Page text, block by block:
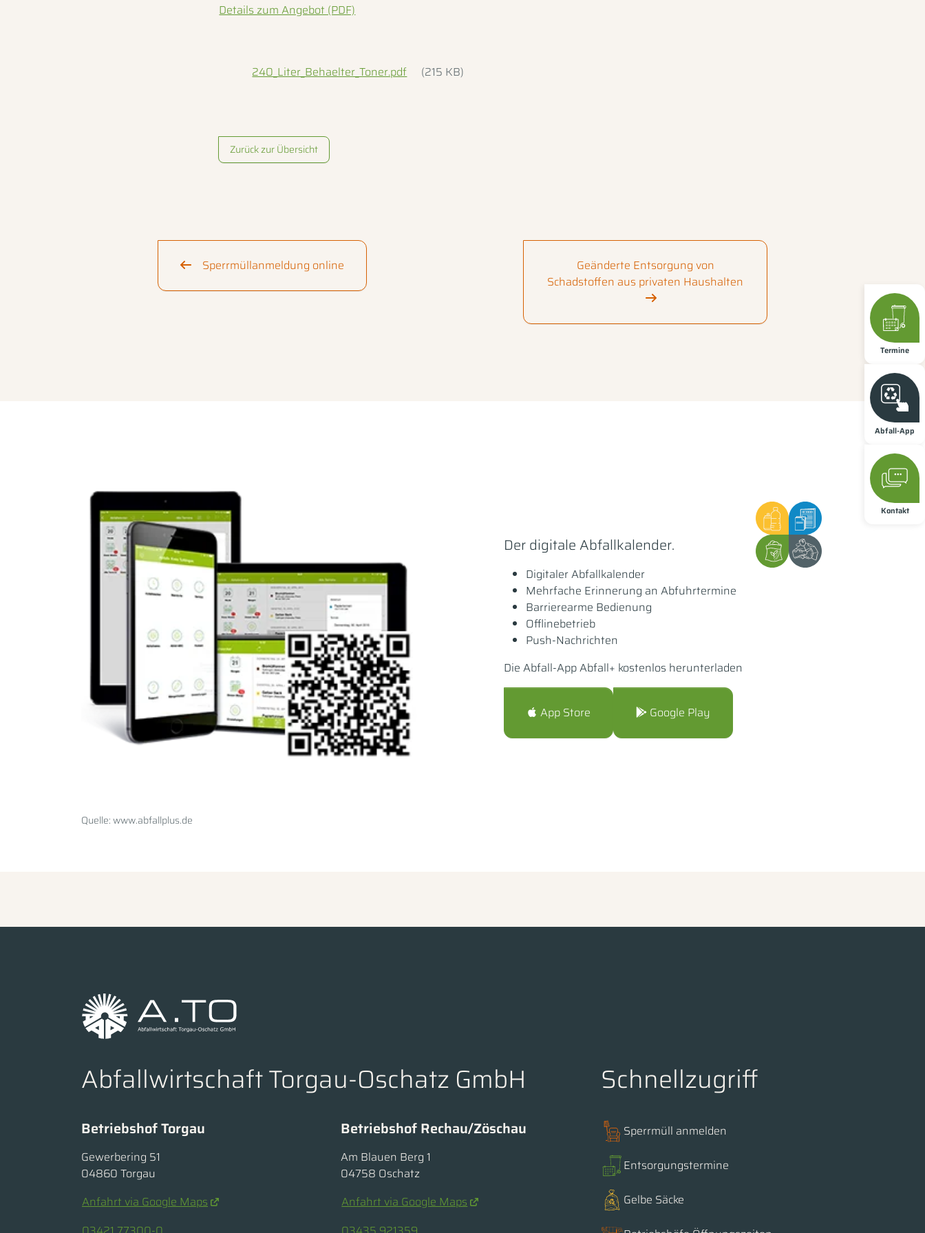
Termine
Abfall-App
Kontakt
Details zum Angebot (PDF)
240_Liter_Behaelter_Toner.pdf (215 KB)
Zurück zur Übersicht
Sperrmüllanmeldung online
Geänderte Entsorgung von
Schadstoffen aus privaten Haushalten
Quelle: www.abfallplus.de
Der digitale Abfallkalender.
Digitaler Abfallkalender
Mehrfache Erinnerung an Abfuhrtermine
Barrierearme Bedienung
Offlinebetrieb
Push-Nachrichten
Die Abfall-App Abfall+ kostenlos herunterladen
App Store Google Play
Abfallwirtschaft Torgau-Oschatz GmbH
Betriebshof Torgau
Gewerbering 51
04860 Torgau
Anfahrt via Google Maps
Betriebshof Rechau/Zöschau
Am Blauen Berg 1
04758 Oschatz
Anfahrt via Google Maps
Schnellzugriff
Sperrmüll anmelden
Entsorgungstermine
Gelbe Säcke